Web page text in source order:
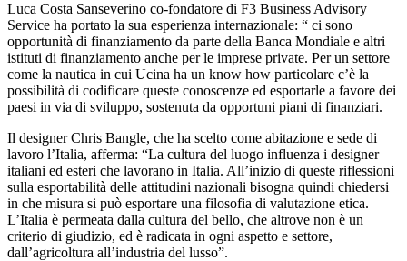
Luca Costa Sanseverino co-fondatore di F3 Business Advisory
Service ha portato la sua esperienza internazionale: “ ci sono
opportunità di finanziamento da parte della Banca Mondiale e altri
istituti di finanziamento anche per le imprese private. Per un settore
come la nautica in cui Ucina ha un know how particolare c’è la
possibilità di codificare queste conoscenze ed esportarle a favore dei
paesi in via di sviluppo, sostenuta da opportuni piani di finanziari.
Il designer Chris Bangle, che ha scelto come abitazione e sede di
lavoro l’Italia, afferma: “La cultura del luogo influenza i designer
italiani ed esteri che lavorano in Italia. All’inizio di queste riflessioni
sulla esportabilità delle attitudini nazionali bisogna quindi chiedersi
in che misura si può esportare una filosofia di valutazione etica.
L’Italia è permeata dalla cultura del bello, che altrove non è un
criterio di giudizio, ed è radicata in ogni aspetto e settore,
dall’agricoltura all’industria del lusso”.